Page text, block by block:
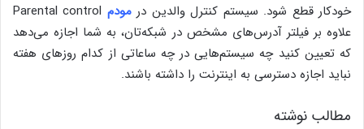
خودکار قطع شود. سیستم کنترل والدین درمودم Parental control
علاوه بر فیلتر آدرس‌های مشخص در شبکه‌تان، به شما اجازه می‌دهد
که تعیین کنید چه سیستم‌هایی در چه ساعاتی از کدام روزهای هفته
نباید اجازه دسترسی به اینترنت را داشته باشند.
مطالب نوشته